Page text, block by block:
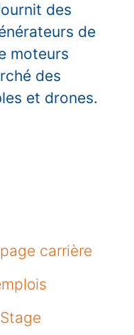
des
de
moteurs
des
et drones.
carrière